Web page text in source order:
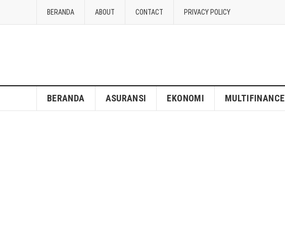
BERANDA ABOUT CONTACT PRIVACY POLICY
BERANDA ASURANSI EKONOMI MULTIFINANCE